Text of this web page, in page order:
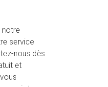
notre
service
nous dès
et